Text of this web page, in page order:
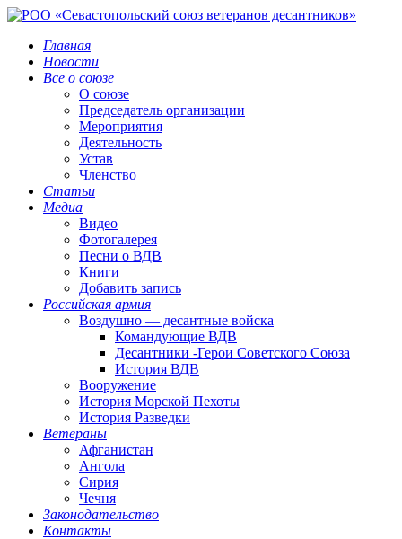
Главная
Новости
Все о союзе
О союзе
Председатель организации
Мероприятия
Деятельность
Устав
Членство
Статьи
Медиа
Видео
Фотогалерея
Песни о ВДВ
Книги
Добавить запись
Российская армия
Воздушно — десантные войска
Командующие ВДВ
Десантники -Герои Советского Союза
История ВДВ
Вооружение
История Морской Пехоты
История Разведки
Ветераны
Афганистан
Ангола
Сирия
Чечня
Законодательство
Контакты